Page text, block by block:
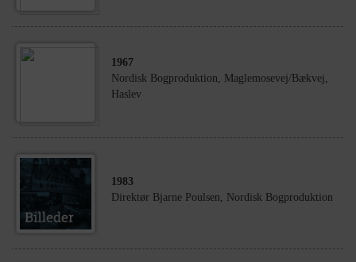
1967
Nordisk Bogproduktion, Maglemosevej/Bækvej,
Haslev
1983
Direktør Bjarne Poulsen, Nordisk Bogproduktion